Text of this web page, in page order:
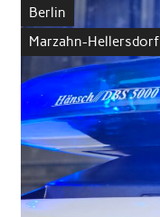
Berlin
Marzahn-Hellersdorf